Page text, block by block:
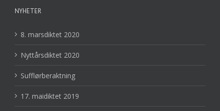
NYHETER
8. marsdiktet 2020
Nyttårsdiktet 2020
Sufflørberaktning
17. maidiktet 2019